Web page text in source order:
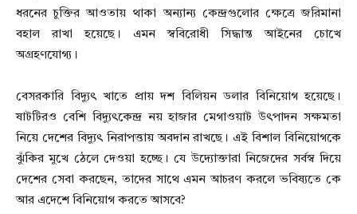
ধরনের চুক্তির আওতায় থাকা অন্যান্য কেন্দ্রগুলোর ক্ষেত্রে জরিমানা
বহাল রাখা হয়েছে। এমন স্ববিরোধী সিদ্ধান্ত আইনের চোখে
অগ্রহণযোগ্য।
বেসরকারি বিদ্যুৎ খাতে প্রায় দশ বিলিয়ন ডলার বিনিয়োগ হয়েছে।
ষাটটিরও বেশি বিদ্যুৎকেন্দ্র নয় হাজার মেগাওয়াট উৎপাদন সক্ষমতা
নিয়ে দেশের বিদ্যুৎ নিরাপত্তায় অবদান রাখছে। এই বিশাল বিনিয়োগকে
ঝুঁকির মুখে ঠেলে দেওয়া হচ্ছে। যে উদ্যোক্তারা নিজেদের সর্বস্ব দিয়ে
দেশের সেবা করছেন, তাদের সাথে এমন আচরণ করলে ভবিষ্যতে কে
আর এদেশে বিনিয়োগ করতে আসবে?